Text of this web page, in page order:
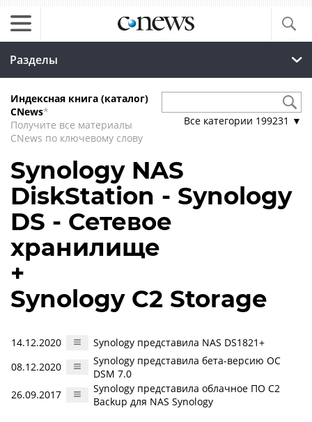
Разделы
Индексная книга (каталог)
CNews*
Получите все материалы
CNews по ключевому слову
Все категории 199231 ▼
Synology NAS
DiskStation - Synology
DS - Сетевое
хранилище
+
Synology C2 Storage
14.12.2020
Synology представила NAS DS1821+
08.12.2020
Synology представила бета-версию ОС
DSM 7.0
26.09.2017
Synology представила облачное ПО C2
Backup для NAS Synology